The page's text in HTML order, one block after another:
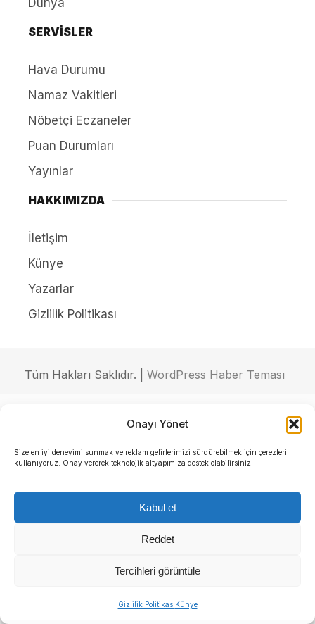
Onayı Yönet
Size en iyi deneyimi sunmak ve reklam gelirlerimizi sürdürebilmek için çerezleri
kullanıyoruz. Onay vererek teknolojik altyapımıza destek olabilirsiniz.
Kabul et
Reddet
Tercihleri görüntüle
Gizlilik PolitikasıKünye
Dünya
SERVİSLER
Hava Durumu
Namaz Vakitleri
Nöbetçi Eczaneler
Puan Durumları
Yayınlar
HAKKIMIZDA
İletişim
Künye
Yazarlar
Gizlilik Politikası
Tüm Hakları Saklıdır. | WordPress Haber Teması